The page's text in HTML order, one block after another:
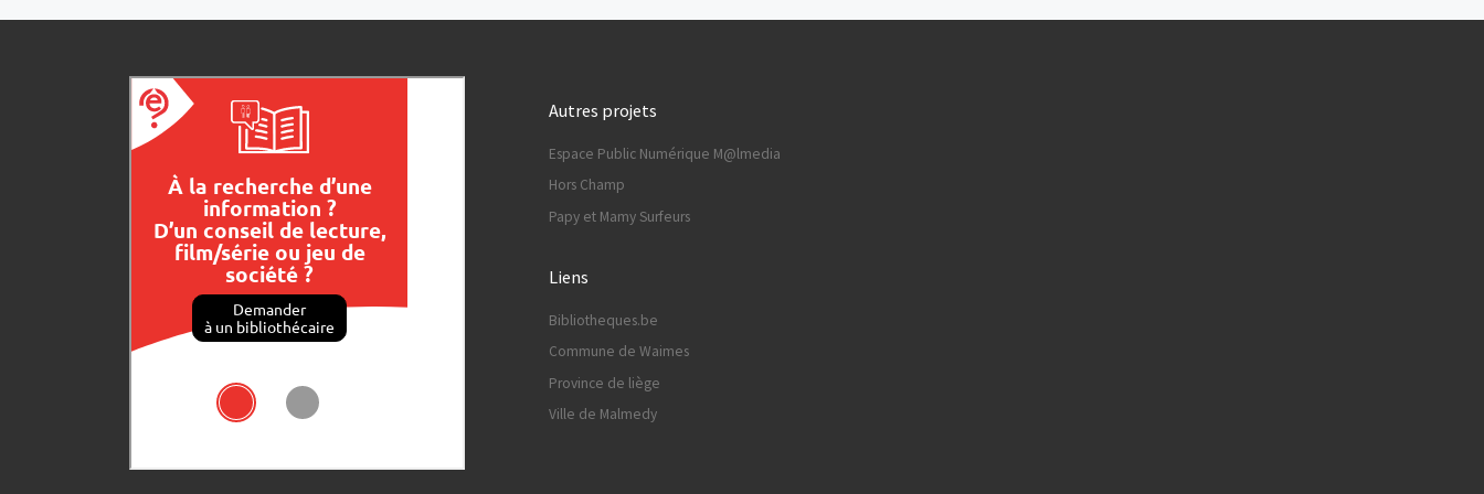
Autres projets
Espace Public Numérique M@lmedia
Hors Champ
Papy et Mamy Surfeurs
Liens
Bibliotheques.be
Commune de Waimes
Province de liège
Ville de Malmedy